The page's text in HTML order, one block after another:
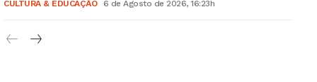
Grande Entrevista
Quero ser Assinante
CULTURA & EDUCAÇÃO 6 de Agosto de 2026, 16:23h